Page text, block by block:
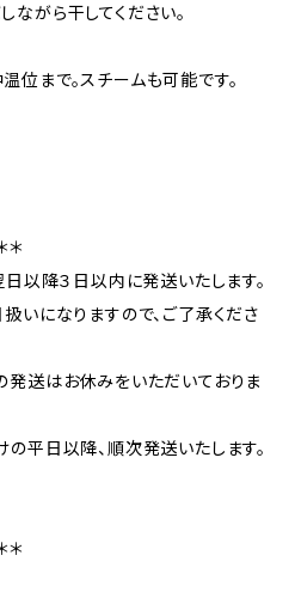
がら干してください。
まで。スチームも可能です。
＊
日以降３日以内に発送いたします。
いになりますので、ご了承くださ
発送はお休みをいただいておりま
平日以降、順次発送いたします。
＊